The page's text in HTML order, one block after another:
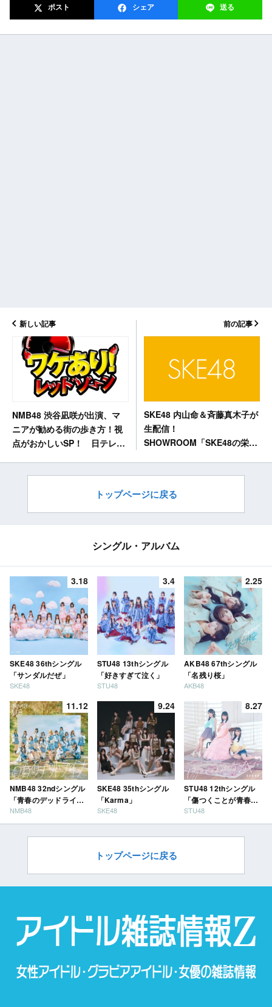
ポスト シェア 送る
新しい記事
NMB48 渋谷凪咲が出演、マ
ニアが勧める街の歩き方！視
点がおかしいSP！ 日テレ
前の記事
SKE48 内山命＆斉藤真木子が
生配信！
SHOWROOM「SKE48の栄ち
トップページに戻る
シングル・アルバム
3.18
SKE48 36thシングル
「サンダルだぜ」
SKE48
3.4
STU48 13thシングル
「好きすぎて泣く」
STU48
2.25
AKB48 67thシングル
「名残り桜」
AKB48
11.12
NMB48 32ndシングル
「青春のデッドライ
ン」
NMB48
9.24
SKE48 35thシングル
「Karma」
SKE48
8.27
STU48 12thシングル
「傷つくことが青春
だ」
STU48
トップページに戻る